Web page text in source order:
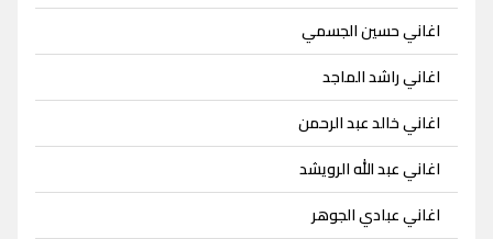
اغاني حسين الجسمي
اغاني راشد الماجد
اغاني خالد عبد الرحمن
اغاني عبد الله الرويشد
اغاني عبادي الجوهر